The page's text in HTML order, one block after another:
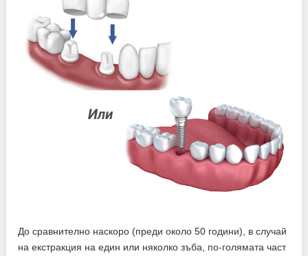
До сравнително наскоро (преди около 50 години), в случай
на екстракция на един или няколко зъба, по-голямата част